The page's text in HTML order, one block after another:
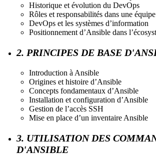
Historique et évolution du DevOps
Rôles et responsabilités dans une
DevOps et les systèmes d’information
Positionnement d’Ansible dans
2. PRINCIPES DE BASE
Introduction à Ansible
Origines et histoire d’Ansible
Concepts fondamentaux d’Ansible
Installation et configuration d’Ansible
Gestion de l’accès SSH
Mise en place d’un inventaire Ansible
3. UTILISATION DES
D'ANSIBLE